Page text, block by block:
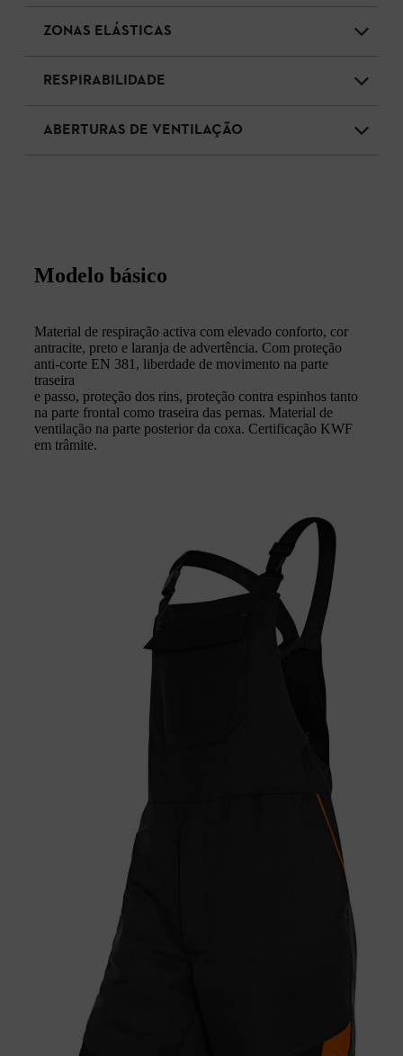
ZONAS ELÁSTICAS
RESPIRABILIDADE
ABERTURAS DE VENTILAÇÃO
Modelo básico
Material de respiração activa com elevado conforto, cor
antracite, preto e laranja de advertência. Com proteção
anti-corte EN 381, liberdade de movimento na parte
traseira
e passo, proteção dos rins, proteção contra espinhos tanto
na parte frontal como traseira das pernas. Material de
ventilação na parte posterior da coxa. Certificação KWF
em trâmite.